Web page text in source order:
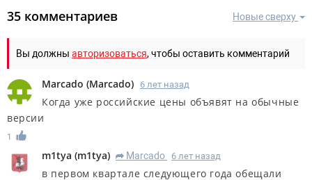
Новые сверху
35 комментариев
Вы должны авторизоваться, чтобы оставить комментарий
Marcado (Marcado) 6 лет назад
Когда уже российские цены объявят на обычные
версии
1
m1tya (m1tya) R Marcado 6 лет назад
в первом квартале следующего года обещали